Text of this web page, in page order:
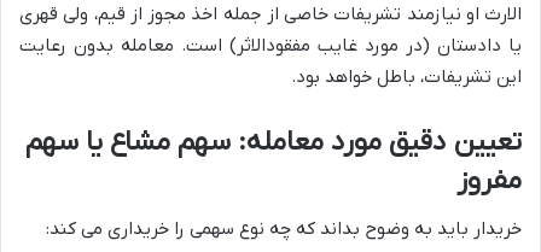
الارث او نیازمند تشریفات خاصی از جمله اخذ مجوز از قیم، ولی قهری
یا دادستان (در مورد غایب مفقودالاثر) است. معامله بدون رعایت
این تشریفات، باطل خواهد بود.
تعیین دقیق مورد معامله: سهم مشاع یا سهم
مفروز
خریدار باید به وضوح بداند که چه نوع سهمی را خریداری می کند: